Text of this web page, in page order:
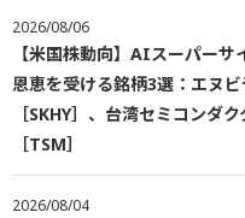
2026/08/06
【米国株動向】AIスーパー
恩恵を受ける銘柄3選：エヌ
［SKHY］、台湾セミコンダ
［TSM］
2026/08/04